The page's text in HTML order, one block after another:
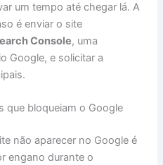
um tempo até chegar lá. A
é enviar o site
Console, uma
Google, e solicitar a
que bloqueiam o Google
não aparecer no Google é
engano durante o